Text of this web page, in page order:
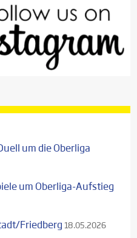
um die Oberliga
um Oberliga-Aufstieg
Friedberg 18.05.2026